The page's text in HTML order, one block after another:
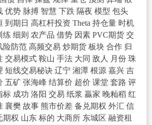
优势 脉搏 智慧 下跌 隔夜 模型 包头
到期日 高杠杆投资 Theta 持仓量 时机
练 细则 农产品 借势 因素 PVC期货 交
险防范 高频交易 炒期货 板块 合作 归
交易模式 鞍山 手法 大同 敌人 月份 珠
短线交易秘诀 辽宁 湘潭 根源 嘉兴 吉
五矿 张海峰 结算价 超价 课堂 套路 评
标 成功 洛阳 交易 纸浆 贏家 晚籼稻 红
襄樊 故事 熊市价差 备兑期权 外汇 信
期权 山东 标的 大商所 东城区 融资租